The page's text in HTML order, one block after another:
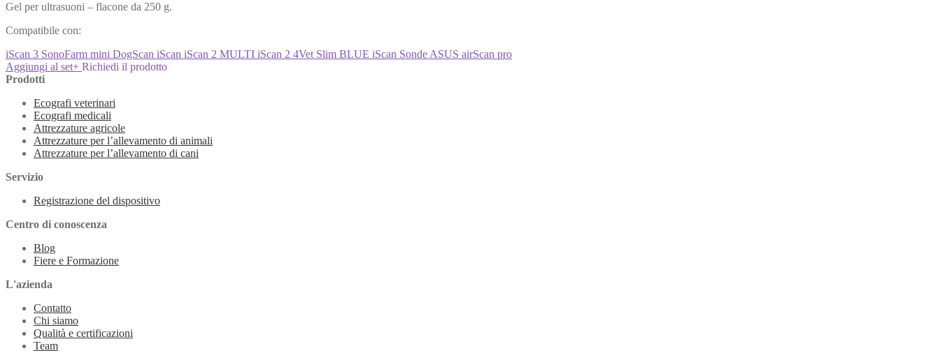
Gel per ultrasuoni – flacone da 250 g.
Compatibile con:
iScan 3 SonoFarm mini DogScan iScan iScan 2 MULTI iScan 2 4Vet Slim BLUE iScan Sonde ASUS airScan pro
Aggiungi al set+ Richiedi il prodotto
Prodotti
Ecografi veterinari
Ecografi medicali
Attrezzature agricole
Attrezzature per l’allevamento di animali
Attrezzature per l’allevamento di cani
Servizio
Registrazione del dispositivo
Centro di conoscenza
Blog
Fiere e Formazione
L'azienda
Contatto
Chi siamo
Qualità e certificazioni
Team